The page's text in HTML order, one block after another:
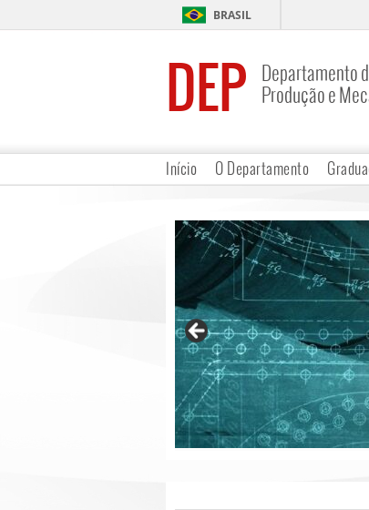
BRASIL
DEP
Departamento
Produção e
Início O Departamento